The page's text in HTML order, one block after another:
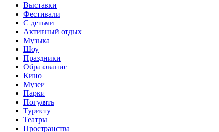
Выставки
Фестивали
С детьми
Активный отдых
Музыка
Шоу
Праздники
Образование
Кино
Музеи
Парки
Погулять
Туристу
Театры
Пространства